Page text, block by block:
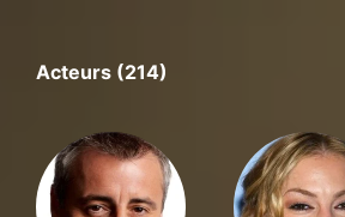
Acteurs (214)